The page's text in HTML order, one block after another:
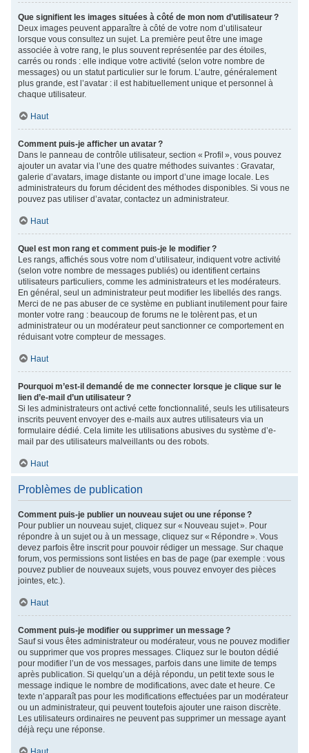
Que signifient les images situées à côté de mon nom d’utilisateur ?
Deux images peuvent apparaître à côté de votre nom d’utilisateur
lorsque vous consultez un sujet. La première peut être une image
associée à votre rang, le plus souvent représentée par des étoiles,
carrés ou ronds : elle indique votre activité (selon votre nombre de
messages) ou un statut particulier sur le forum. L’autre, généralement
plus grande, est l’avatar : il est habituellement unique et personnel à
chaque utilisateur.
Haut
Comment puis-je afficher un avatar ?
Dans le panneau de contrôle utilisateur, section « Profil », vous pouvez
ajouter un avatar via l’une des quatre méthodes suivantes : Gravatar,
galerie d’avatars, image distante ou import d’une image locale. Les
administrateurs du forum décident des méthodes disponibles. Si vous ne
pouvez pas utiliser d’avatar, contactez un administrateur.
Haut
Quel est mon rang et comment puis-je le modifier ?
Les rangs, affichés sous votre nom d’utilisateur, indiquent votre activité
(selon votre nombre de messages publiés) ou identifient certains
utilisateurs particuliers, comme les administrateurs et les modérateurs.
En général, seul un administrateur peut modifier les libellés des rangs.
Merci de ne pas abuser de ce système en publiant inutilement pour faire
monter votre rang : beaucoup de forums ne le tolèrent pas, et un
administrateur ou un modérateur peut sanctionner ce comportement en
réduisant votre compteur de messages.
Haut
Pourquoi m’est-il demandé de me connecter lorsque je clique sur le
lien d’e-mail d’un utilisateur ?
Si les administrateurs ont activé cette fonctionnalité, seuls les utilisateurs
inscrits peuvent envoyer des e-mails aux autres utilisateurs via un
formulaire dédié. Cela limite les utilisations abusives du système d’e-
mail par des utilisateurs malveillants ou des robots.
Haut
Problèmes de publication
Comment puis-je publier un nouveau sujet ou une réponse ?
Pour publier un nouveau sujet, cliquez sur « Nouveau sujet ». Pour
répondre à un sujet ou à un message, cliquez sur « Répondre ». Vous
devez parfois être inscrit pour pouvoir rédiger un message. Sur chaque
forum, vos permissions sont listées en bas de page (par exemple : vous
pouvez publier de nouveaux sujets, vous pouvez envoyer des pièces
jointes, etc.).
Haut
Comment puis-je modifier ou supprimer un message ?
Sauf si vous êtes administrateur ou modérateur, vous ne pouvez modifier
ou supprimer que vos propres messages. Cliquez sur le bouton dédié
pour modifier l’un de vos messages, parfois dans une limite de temps
après publication. Si quelqu’un a déjà répondu, un petit texte sous le
message indique le nombre de modifications, avec date et heure. Ce
texte n’apparaît pas pour les modifications effectuées par un modérateur
ou un administrateur, qui peuvent toutefois ajouter une raison discrète.
Les utilisateurs ordinaires ne peuvent pas supprimer un message ayant
déjà reçu une réponse.